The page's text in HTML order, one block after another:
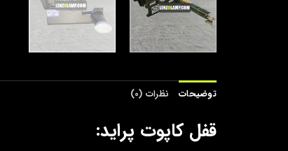
توضیحات نظرات (0)
قفل کاپوت پراید: